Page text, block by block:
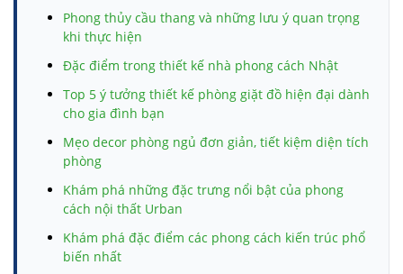
Phong thủy cầu thang và những lưu ý quan trọng
khi thực hiện
Đặc điểm trong thiết kế nhà phong cách Nhật
Top 5 ý tưởng thiết kế phòng giặt đồ hiện đại dành
cho gia đình bạn
Mẹo decor phòng ngủ đơn giản, tiết kiệm diện tích
phòng
Khám phá những đặc trưng nổi bật của phong
cách nội thất Urban
Khám phá đặc điểm các phong cách kiến trúc phổ
biến nhất